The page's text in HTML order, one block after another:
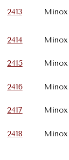
2413
Minox
2414
Minox
2415
Minox
2416
Minox
2417
Minox
2418
Minox